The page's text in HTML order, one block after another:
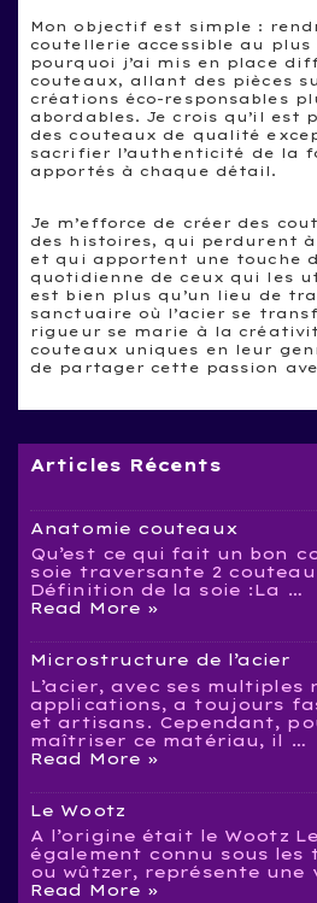
Mon objectif est simple :
coutellerie accessible au plus
pourquoi j’ai mis en place
couteaux, allant des pièces
créations éco-responsables
abordables. Je crois qu’il est
des couteaux de qualité
sacrifier l’authenticité de la
apportés à chaque détail.
Je m’efforce de créer des
des histoires, qui perdurent
et qui apportent une touche
quotidienne de ceux qui les
est bien plus qu’un lieu de
sanctuaire où l’acier se
rigueur se marie à la
couteaux uniques en leur
de partager cette passion
Articles Récents
Anatomie couteaux
Qu’est ce qui fait un bon
soie traversante 2
Définition de la soie :La …
Anatomie
Read More »
Microstructure de l’acier
L’acier, avec ses multiples
applications, a toujours
et artisans. Cependant,
maîtriser ce matériau, il …
Microstructure
l’acier
Read More »
Le Wootz
A l’origine était le Wootz
également connu sous les
ou wûtzer, représente une
Le
Read More »